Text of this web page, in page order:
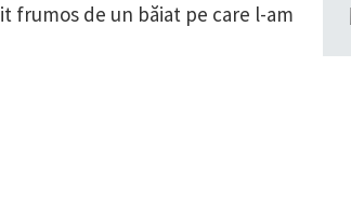
frumos de un băiat pe care l-am